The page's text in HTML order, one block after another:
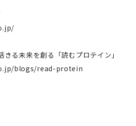
る未来を創る「読むプロテイン」
blogs/read-protein